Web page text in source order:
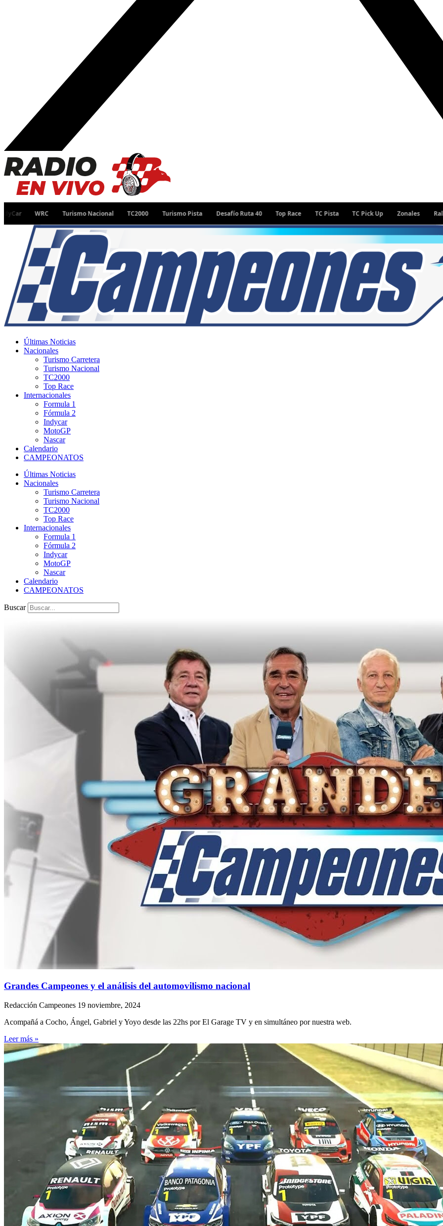
WRC Turismo Nacional TC2000 Turismo Pista Desafío Ruta 40 Top Race TC Pista TC Pick Up Zonales Rally
Últimas Noticias
Nacionales
Turismo Carretera
Turismo Nacional
TC2000
Top Race
Internacionales
Formula 1
Fórmula 2
Indycar
MotoGP
Nascar
Calendario
CAMPEONATOS
Últimas Noticias
Nacionales
Turismo Carretera
Turismo Nacional
TC2000
Top Race
Internacionales
Formula 1
Fórmula 2
Indycar
MotoGP
Nascar
Calendario
CAMPEONATOS
Buscar
Grandes Campeones y el análisis del automovilismo nacional
Redacción Campeones 19 noviembre, 2024
Acompañá a Cocho, Ángel, Gabriel y Yoyo desde las 22hs por El Garage TV y en simultáneo por nuestra web.
Leer más »